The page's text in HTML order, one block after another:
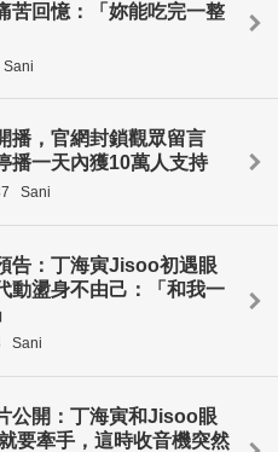
苦回憶：「妳能吃完一整
Sani
播，官網封鎖觀眾留言
播一天內獲10萬人支持
Sani
告：丁海寅Jisoo初遇眼
動盪身不由己：「和我一
Sani
公開：丁海寅和Jisoo眼
要牽手，這時收音機突然